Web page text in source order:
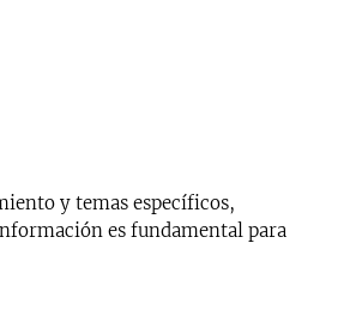
y temas específicos,
es fundamental para